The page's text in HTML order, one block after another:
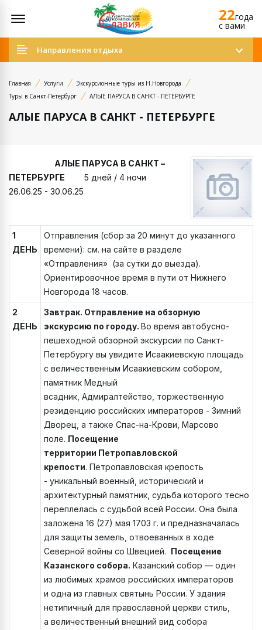
22года
c вами
Направления отдыха
Главная Услуги
Экскурсионные туры из Н.Новгорода
Туры в Санкт-Петербург
АЛЫЕ ПАРУСА В САНКТ - ПЕТЕРБУРГЕ
АЛЫЕ ПАРУСА В САНКТ - ПЕТЕРБУРГЕ
АЛЫЕ ПАРУСА В САНКТ –
ПЕТЕРБУРГЕ 5 дней / 4 ночи
26.06.25 - 30.06.25
1
ДЕНЬ
Отправления (сбор за 20 минут до указанного
времени): см. на сайте в разделе
«Отправления» (за сутки до выезда).
Ориентировочное время в пути от Нижнего
Новгорода 18 часов.
2
ДЕНЬ
Завтрак. Отправление на обзорную
экскурсию по городу. Во время автобусно-
пешеходной обзорной экскурсии по Санкт-
Петербургу вы увидите Исаакиевскую площадь
с величественным Исаакиевским собором,
памятник Медный
всадник, Адмиралтейство, торжественную
резиденцию российских императоров - Зимний
Дворец, а также Спас-на-Крови, Марсово
поле. Посещение
территории Петропавловской
крепости. Петропавловская крепость
- уникальный военный, исторический и
архитектурный памятник, судьба которого тесно
переплелась с судьбой всей России. Она была
заложена 16 (27) мая 1703 г. и предназначалась
для защиты земель, отвоеванных в ходе
Северной войны со Швецией.
Посещение
Казанского собора. Казанский собор — один
из любимых храмов российских императоров
и одна из главных святынь России. У здания
нетипичный для православной церкви стиль,
а величественный внешний вид собора